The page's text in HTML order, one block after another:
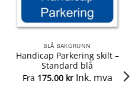
BLÅ BAKGRUNN
Handicap Parkering skilt –
Standard blå
Fra 175.00 kr Ink. mva